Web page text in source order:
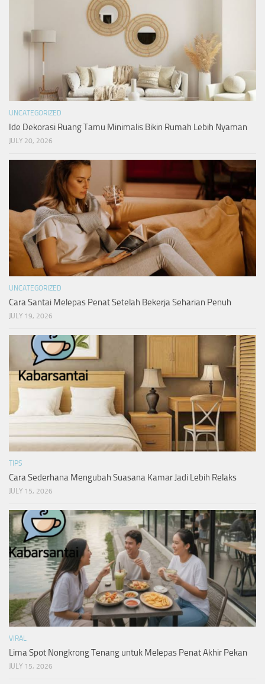
UNCATEGORIZED
Ide Dekorasi Ruang Tamu Minimalis Bikin Rumah Lebih Nyaman
JULY 20, 2026
UNCATEGORIZED
Cara Santai Melepas Penat Setelah Bekerja Seharian Penuh
JULY 19, 2026
TIPS
Cara Sederhana Mengubah Suasana Kamar Jadi Lebih Relaks
JULY 15, 2026
VIRAL
Lima Spot Nongkrong Tenang untuk Melepas Penat Akhir Pekan
JULY 15, 2026